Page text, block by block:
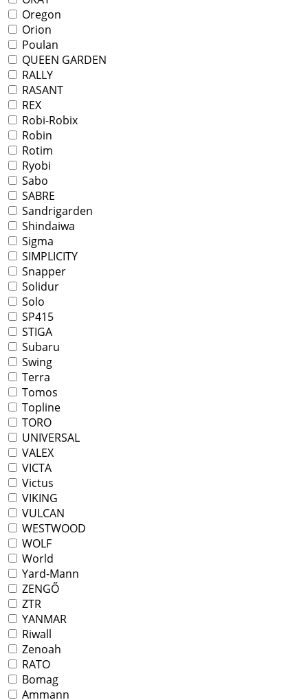
Oregon
Orion
Poulan
QUEEN GARDEN
RALLY
RASANT
REX
Robi-Robix
Robin
Rotim
Ryobi
Sabo
SABRE
Sandrigarden
Shindaiwa
Sigma
SIMPLICITY
Snapper
Solidur
Solo
SP415
STIGA
Subaru
Swing
Terra
Tomos
Topline
TORO
UNIVERSAL
VALEX
VICTA
Victus
VIKING
VULCAN
WESTWOOD
WOLF
World
Yard-Mann
ZENGŐ
ZTR
YANMAR
Riwall
Zenoah
RATO
Bomag
Ammann